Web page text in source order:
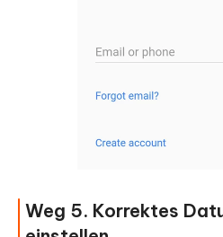
Weg 5. Korrektes